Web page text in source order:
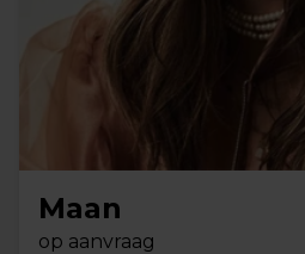
Maan
op aanvraag